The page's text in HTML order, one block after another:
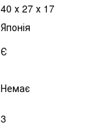
40 х 27 х 17
Японія
Є
Немає
3